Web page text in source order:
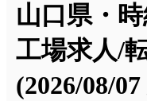
山口県・
工場求人/
(2026/08/